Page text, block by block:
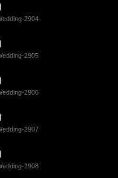
2904
2905
2906
2907
2908